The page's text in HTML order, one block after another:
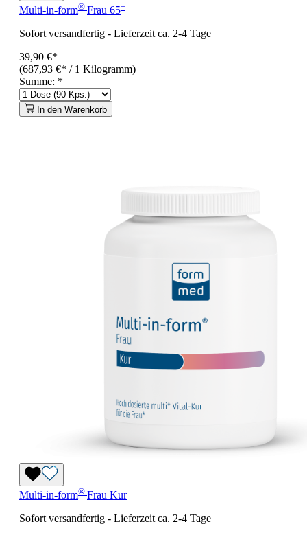
Multi-in-form® Frau 65+
Sofort versandfertig - Lieferzeit ca. 2-4 Tage
39,90 €*
(687,93 €* / 1 Kilogramm)
Summe: *
In den Warenkorb
Multi-in-form® Frau Kur
Sofort versandfertig - Lieferzeit ca. 2-4 Tage